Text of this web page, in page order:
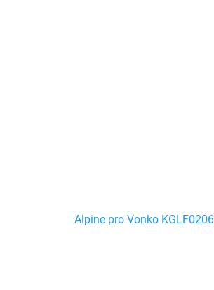
Alpine pro Vonko